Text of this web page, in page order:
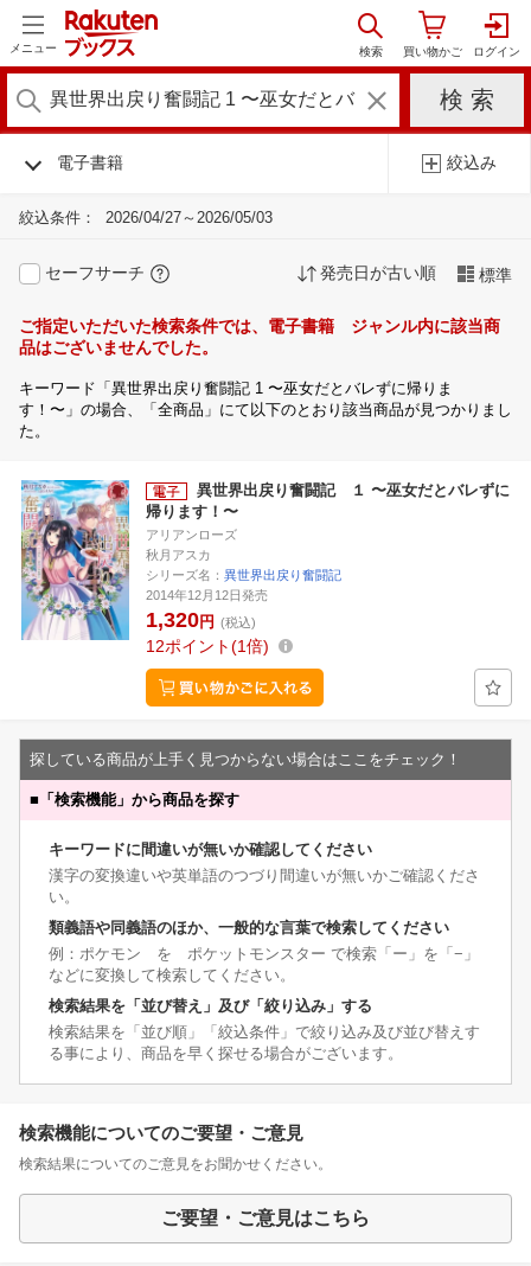
メニュー
電子書籍 絞込み
絞込条件： 2026/04/27～2026/05/03
セーフサーチ 発売日が古い順 標準
ご指定いただいた検索条件では、電子書籍 ジャンル内に該当商
品はございませんでした。
キーワード「異世界出戻り奮闘記 1 〜巫女だとバレずに帰りま
す！〜」の場合、「全商品」にて以下のとおり該当商品が見つかりまし
た。
異世界出戻り奮闘記 １ 〜巫女だとバレずに
帰ります！〜
アリアンローズ
秋月アスカ
シリーズ名： 異世界出戻り奮闘記
2014年12月12日発売
1,320円 (税込)
12ポイント 1倍
探している商品が上手く見つからない場合はここをチェック！
■ 「検索機能」から商品を探す
キーワードに間違いが無いか確認してください
漢字の変換違いや英単語のつづり間違いが無いかご確認くださ
い。
類義語や同義語のほか、一般的な言葉で検索してください
例：ポケモン を ポケットモンスター で検索「ー」を「−」
などに変換して検索してください。
検索結果を「並び替え」及び「絞り込み」する
検索結果を「並び順」「絞込条件」で絞り込み及び並び替えす
る事により、商品を早く探せる場合がございます。
検索機能についてのご要望・ご意見
検索結果についてのご意見をお聞かせください。
ご要望・ご意見はこちら